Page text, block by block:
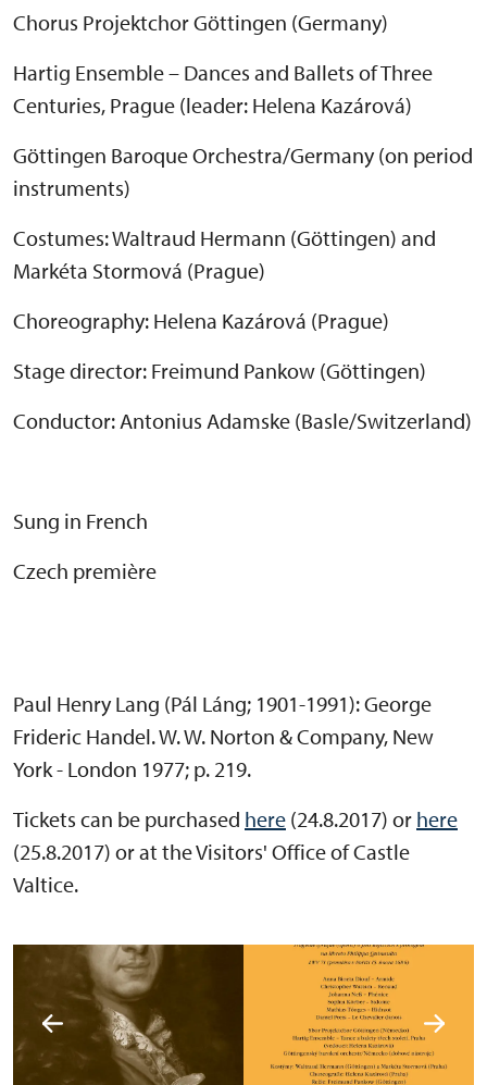
Chorus Projektchor Göttingen (Germany)
Hartig Ensemble – Dances and Ballets of Three
Centuries, Prague (leader: Helena Kazárová)
Göttingen Baroque Orchestra/Germany (on period
instruments)
Costumes: Waltraud Hermann (Göttingen) and
Markéta Stormová (Prague)
Choreography: Helena Kazárová (Prague)
Stage director: Freimund Pankow (Göttingen)
Conductor: Antonius Adamske (Basle/Switzerland)
Sung in French
Czech première
Paul Henry Lang (Pál Láng; 1901-1991): George
Frideric Handel. W. W. Norton & Company, New
York - London 1977; p. 219.
Tickets can be purchased here (24.8.2017) or here
(25.8.2017) or at the Visitors' Office of Castle
Valtice.